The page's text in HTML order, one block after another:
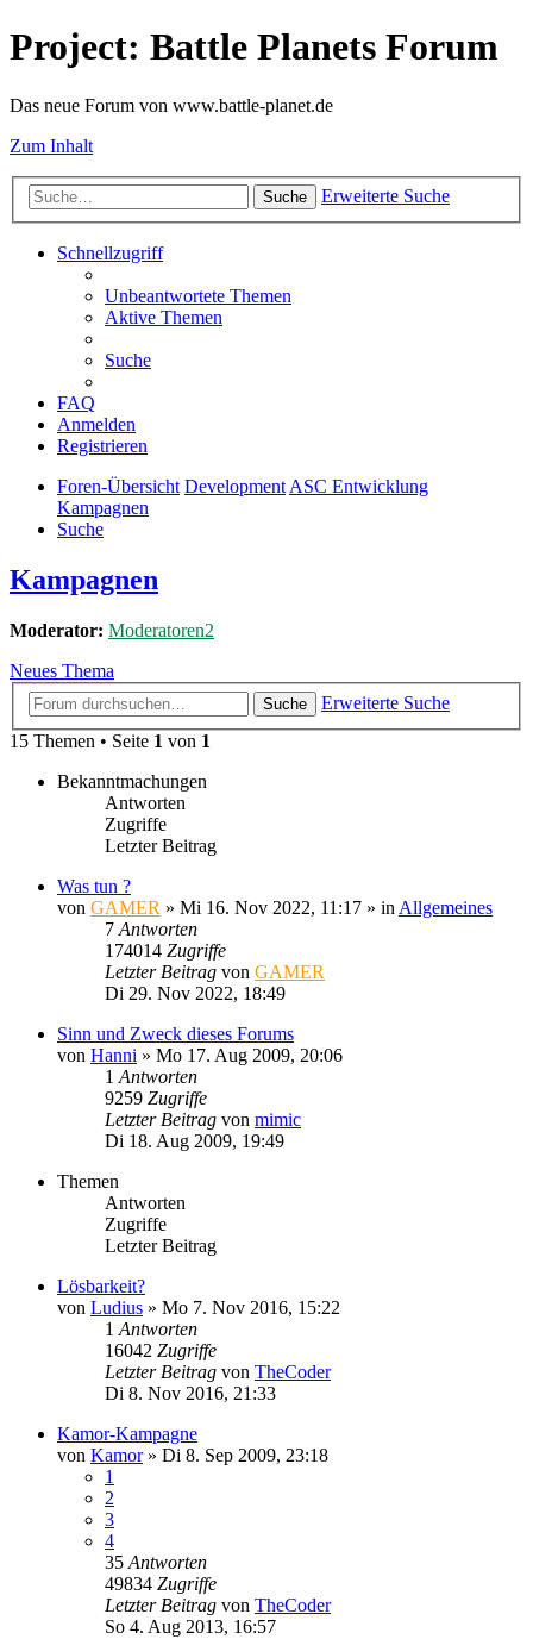
Project: Battle Planets Forum
Das neue Forum von www.battle-planet.de
Zum Inhalt
Suche Erweiterte Suche
Schnellzugriff
Unbeantwortete Themen
Aktive Themen
Suche
FAQ
Anmelden
Registrieren
Foren-Übersicht DevelopmentASC Entwicklung
Kampagnen
Suche
Kampagnen
Moderator: Moderatoren2
Neues Thema
Suche
Erweiterte Suche
15 Themen • Seite 1 von 1
Bekanntmachungen
Antworten
Zugriffe
Letzter Beitrag
Was tun ?
von GAMER » Mi 16. Nov 2022, 11:17 » in Allgemeines
7 Antworten
174014 Zugriffe
Letzter Beitrag von GAMER
Di 29. Nov 2022, 18:49
Sinn und Zweck dieses Forums
von Hanni » Mo 17. Aug 2009, 20:06
1 Antworten
9259 Zugriffe
Letzter Beitrag von mimic
Di 18. Aug 2009, 19:49
Themen
Antworten
Zugriffe
Letzter Beitrag
Lösbarkeit?
von Ludius » Mo 7. Nov 2016, 15:22
1 Antworten
16042 Zugriffe
Letzter Beitrag von TheCoder
Di 8. Nov 2016, 21:33
Kamor-Kampagne
von Kamor» Di 8. Sep 2009, 23:18
1
2
3
4
35 Antworten
49834 Zugriffe
Letzter Beitrag von TheCoder
So 4. Aug 2013, 16:57